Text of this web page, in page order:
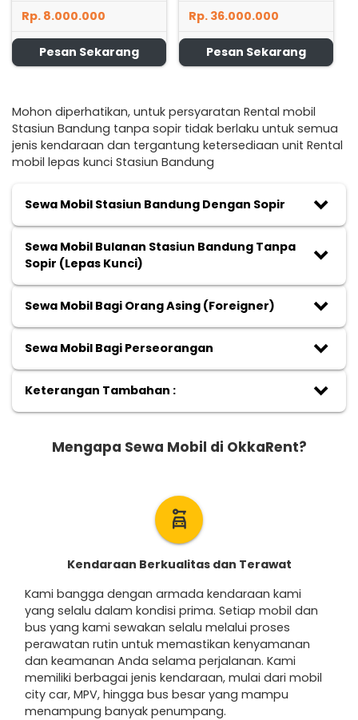
Rp. 8.000.000
Pesan Sekarang
Rp. 36.000.000
Pesan Sekarang
Mohon diperhatikan, untuk persyaratan Rental mobil
Stasiun Bandung tanpa sopir tidak berlaku untuk semua
jenis kendaraan dan tergantung ketersediaan unit Rental
mobil lepas kunci Stasiun Bandung
Sewa Mobil Stasiun Bandung Dengan Sopir keyboard_arrow_down
Sewa Mobil Bulanan Stasiun Bandung Tanpa
Sopir (Lepas Kunci)
keyboard_arrow_down
Sewa Mobil Bagi Orang Asing (Foreigner) keyboard_arrow_down
Sewa Mobil Bagi Perseorangan keyboard_arrow_down
Keterangan Tambahan : keyboard_arrow_down
Mengapa Sewa Mobil di OkkaRent?
car_rental
Kendaraan Berkualitas dan Terawat
Kami bangga dengan armada kendaraan kami
yang selalu dalam kondisi prima. Setiap mobil dan
bus yang kami sewakan selalu melalui proses
perawatan rutin untuk memastikan kenyamanan
dan keamanan Anda selama perjalanan. Kami
memiliki berbagai jenis kendaraan, mulai dari mobil
city car, MPV, hingga bus besar yang mampu
menampung banyak penumpang.